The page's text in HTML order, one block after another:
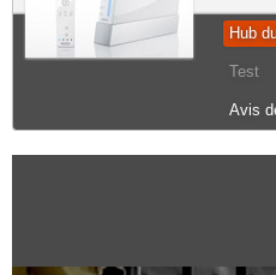
Hub
Test
Avis